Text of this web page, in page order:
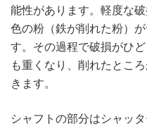
能性があります。軽度な
色の粉（鉄が削れた粉）
す。その過程で破損がひ
も重くなり、削れたとこ
きます。
シャフトの部分はシャッ